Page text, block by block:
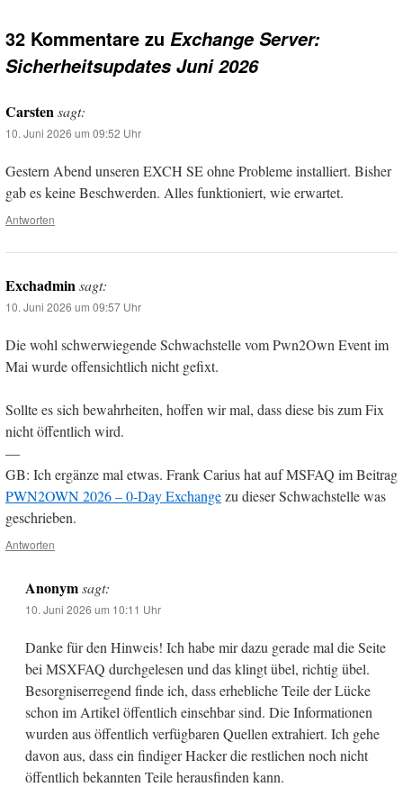
32 Kommentare zu Exchange Server:
Sicherheitsupdates Juni 2026
Carstensagt:
10. Juni 2026 um 09:52 Uhr
Gestern Abend unseren EXCH SE ohne Probleme installiert. Bisher
gab es keine Beschwerden. Alles funktioniert, wie erwartet.
Antworten
Exchadminsagt:
10. Juni 2026 um 09:57 Uhr
Die wohl schwerwiegende Schwachstelle vom Pwn2Own Event im
Mai wurde offensichtlich nicht gefixt.
Sollte es sich bewahrheiten, hoffen wir mal, dass diese bis zum Fix
nicht öffentlich wird.
—
GB: Ich ergänze mal etwas. Frank Carius hat auf MSFAQ im Beitrag
PWN2OWN 2026 – 0-Day Exchangezu dieser Schwachstelle was
geschrieben.
Antworten
Anonym sagt:
10. Juni 2026 um 10:11 Uhr
Danke für den Hinweis! Ich habe mir dazu gerade mal die Seite
bei MSXFAQ durchgelesen und das klingt übel, richtig übel.
Besorgniserregend finde ich, dass erhebliche Teile der Lücke
schon im Artikel öffentlich einsehbar sind. Die Informationen
wurden aus öffentlich verfügbaren Quellen extrahiert. Ich gehe
davon aus, dass ein findiger Hacker die restlichen noch nicht
öffentlich bekannten Teile herausfinden kann.